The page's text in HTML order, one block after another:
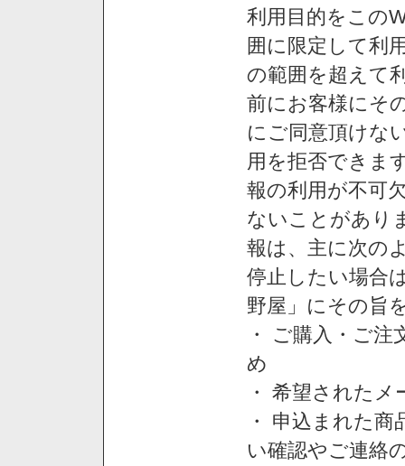
利用目的をこの
囲に限定して利
の範囲を超えて
前にお客様にそ
にご同意頂けな
用を拒否できま
報の利用が不可
ないことがあり
報は、主に次の
停止したい場合
野屋」にその旨
・ ご購入・ご
め
・ 希望された
・ 申込まれた
い確認やご連絡